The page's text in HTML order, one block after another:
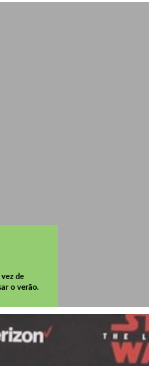
vez de
o verão.